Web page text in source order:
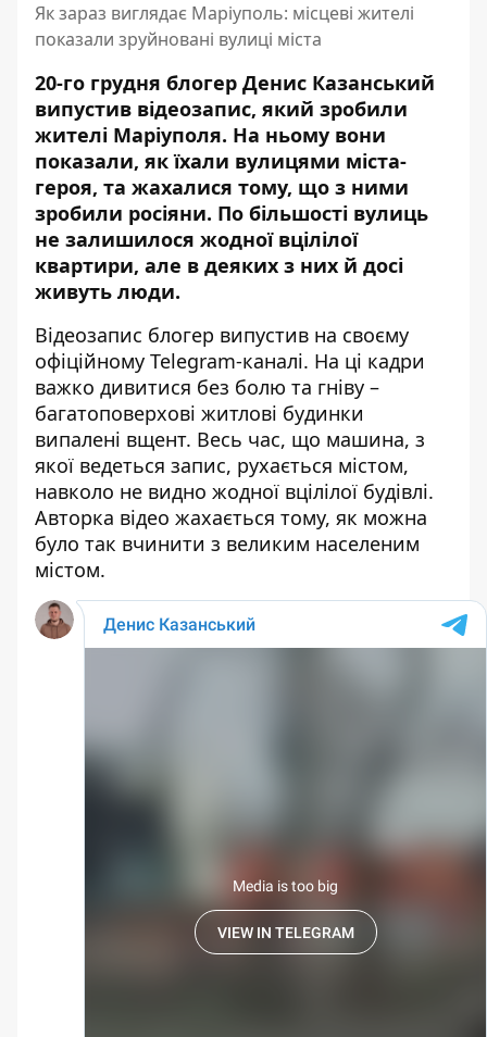
Як зараз виглядає Маріуполь: місцеві жителі
показали зруйновані вулиці міста
20-го грудня блогер Денис Казанський
випустив відеозапис, який зробили
жителі Маріуполя. На ньому вони
показали, як їхали вулицями міста-
героя, та жахалися тому, що з ними
зробили росіяни. По більшості вулиць
не залишилося жодної вцілілої
квартири, але в деяких з них й досі
живуть люди.
Відеозапис блогер випустив на своєму
офіційному Telegram-каналі. На ці кадри
важко дивитися без болю та гніву –
багатоповерхові житлові будинки
випалені вщент. Весь час, що машина, з
якої ведеться запис, рухається містом,
навколо не видно жодної вцілілої будівлі.
Авторка відео жахається тому, як можна
було так вчинити з великим населеним
містом.